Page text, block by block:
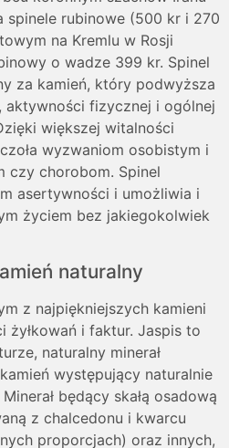
spinele rubinowe (500 kr i 270
na Kremlu w Rosji
o wadze 399 kr. Spinel
za kamień, który podwyższa
aktywności fizycznej i ogólnej
większej witalności
wyzwaniom osobistym i
czy chorobom. Spinel
asertywności i umożliwia i
życiem bez jakiegokolwiek
naturalny
z najpiękniejszych kamieni
żyłkowań i faktur. Jaspis to
naturalny minerał
występujący naturalnie
będący skałą osadową
z chalcedonu i kwarcu
proporcjach) oraz innych,